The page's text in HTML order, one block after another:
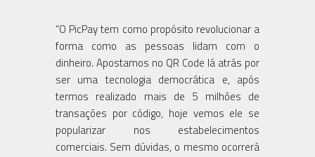
“O PicPay tem como propósito revolucionar a
forma como as pessoas lidam com o
dinheiro. Apostamos no QR Code lá atrás por
ser uma tecnologia democrática e, após
termos realizado mais de 5 milhões de
transações por código, hoje vemos ele se
popularizar nos estabelecimentos
comerciais. Sem dúvidas, o mesmo ocorrerá